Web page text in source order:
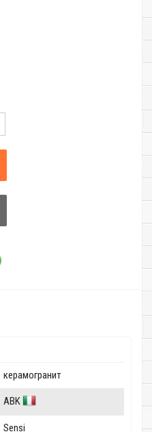
керамогранит
ABK
Sensi